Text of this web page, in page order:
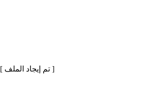
[ تم إيجاد الملف ]